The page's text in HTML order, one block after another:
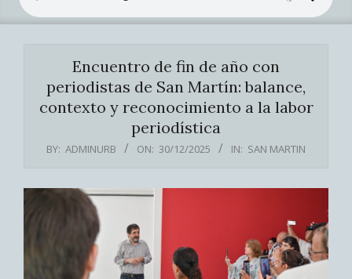
Encuentro de fin de año con
periodistas de San Martín: balance,
contexto y reconocimiento a la labor
periodística
BY: ADMINURB ON: 30/12/2025 IN: SAN MARTIN